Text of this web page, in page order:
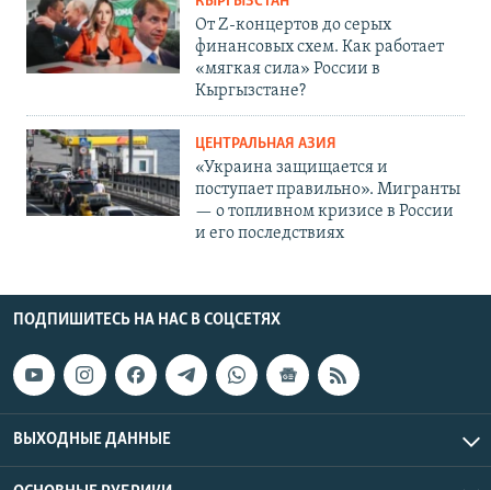
От Z-концертов до серых
финансовых схем. Как работает
«мягкая сила» России в
Кыргызстане?
ЦЕНТРАЛЬНАЯ АЗИЯ
«Украина защищается и
поступает правильно». Мигранты
— о топливном кризисе в России
и его последствиях
ПОДПИШИТЕСЬ НА НАС В СОЦСЕТЯХ
ВЫХОДНЫЕ ДАННЫЕ